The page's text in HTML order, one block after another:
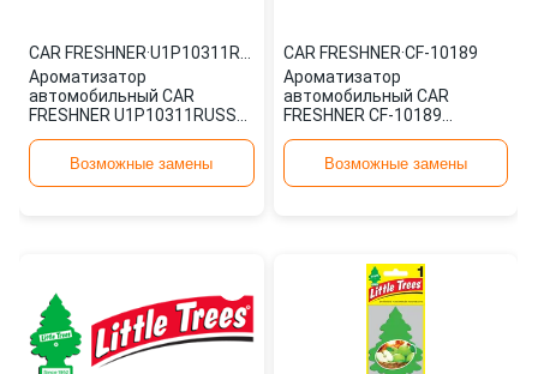
CAR FRESHNER·
Ароматизатор
автомобильный CAR
FRESHNER U1P10311RUSS
Возможные замены
CAR FRESHNER·CF-10189
Ароматизатор
автомобильный CAR
FRESHNER CF-10189
Возможные замены